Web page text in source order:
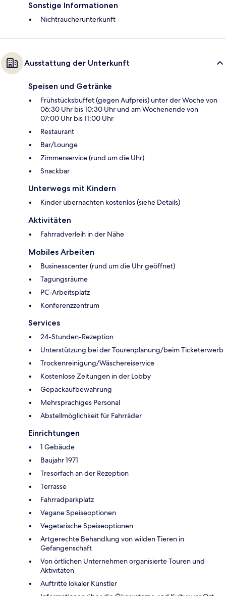
Sonstige Informationen
Nichtraucherunterkunft
Ausstattung der Unterkunft
Speisen und Getränke
Frühstücksbuffet (gegen Aufpreis) unter der Woche von
06:30 Uhr bis 10:30 Uhr und am Wochenende von
07:00 Uhr bis 11:00 Uhr
Restaurant
Bar/Lounge
Zimmerservice (rund um die Uhr)
Snackbar
Unterwegs mit Kindern
Kinder übernachten kostenlos (siehe Details)
Aktivitäten
Fahrradverleih in der Nähe
Mobiles Arbeiten
Businesscenter (rund um die Uhr geöffnet)
Tagungsräume
PC-Arbeitsplatz
Konferenzzentrum
Services
24-Stunden-Rezeption
Unterstützung bei der Tourenplanung/beim Ticketerwerb
Trockenreinigung/Wäschereiservice
Kostenlose Zeitungen in der Lobby
Gepäckaufbewahrung
Mehrsprachiges Personal
Abstellmöglichkeit für Fahrräder
Einrichtungen
1 Gebäude
Baujahr 1971
Tresorfach an der Rezeption
Terrasse
Fahrradparkplatz
Vegane Speiseoptionen
Vegetarische Speiseoptionen
Artgerechte Behandlung von wilden Tieren in
Gefangenschaft
Von örtlichen Unternehmen organisierte Touren und
Aktivitäten
Auftritte lokaler Künstler